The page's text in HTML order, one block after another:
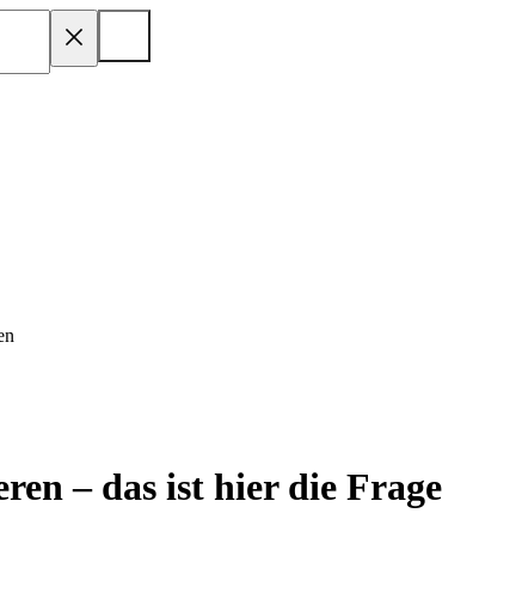
– das ist hier die Frage